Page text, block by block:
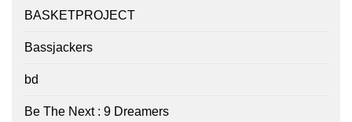
BASKETPROJECT
Bassjackers
bd
Be The Next : 9 Dreamers